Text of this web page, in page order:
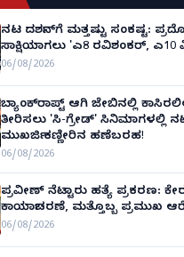
ನಟ ದರ್ಶನ್‌ಗೆ ಮತ್ತಷ್ಟು ಸಂಕಷ್ಟ:
ಸಾಕ್ಷಿಯಾಗಲು 'ಎ8 ರವಿಶಂಕರ್,
06/08/2026
ಬ್ಯಾಂಕ್‌ರಾಪ್ಟ್‌ ಆಗಿ ಜೇಬಿನಲ್ಲಿ
ತೀರಿಸಲು 'ಸಿ-ಗ್ರೇಡ್' ಸಿನಿಮಾಗಳಲ್ಲಿ
ಮುಖರ್ಜಿ ಕಣ್ಣೀರಿನ ಹಣೆಬರಹ!
06/08/2026
ಪ್ರವೀಣ್ ನೆಟ್ಟಾರು ಹತ್ಯೆ ಪ್ರಕರಣ:
ಕಾರ್ಯಾಚರಣೆ, ಮತ್ತೊಬ್ಬ ಪ್ರಮುಖ
06/08/2026